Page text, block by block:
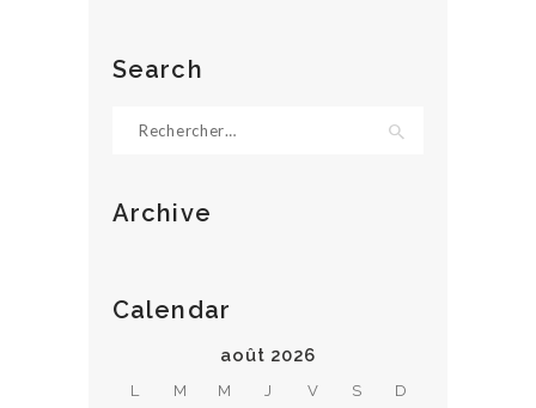
VÉHICULES
Search
Archive
Calendar
août 2026
L M M J V S D